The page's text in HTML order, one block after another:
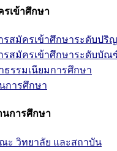
รเข้าศึกษา
รสมัครเข้าศึกษาระดับป
รสมัครเข้าศึกษาระดับบัณ
ธรรมเนียมการศึกษา
การศึกษา
นการศึกษา
ะ วิทยาลัย และสถาบัน